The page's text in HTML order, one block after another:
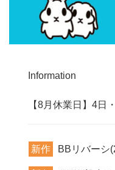
Information
【8月休業日】4日
新作 BBリバーシ